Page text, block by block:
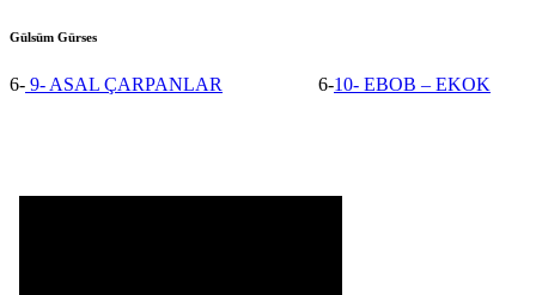
Gülsüm Gürses
6- 9- ASAL ÇARPANLAR 6-10- EBOB – EKOK